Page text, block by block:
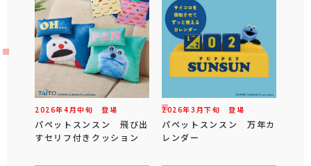
2026年4 月中旬 登場
パペットスンスン 飛び出
すセリフ付きクッション
2026年3 月下旬 登場
パペットスンスン 万年カ
レンダー